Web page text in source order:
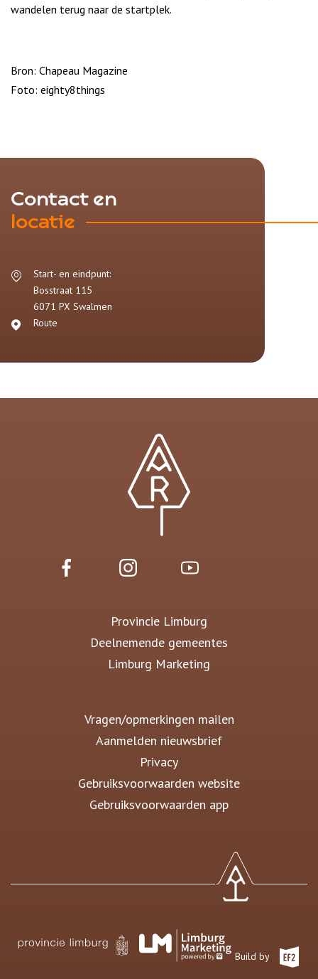
wandelen terug naar de startplek.
Bron: Chapeau Magazine
Foto: eighty8things
Contact en
locatie
Start- en eindpunt:
Bosstraat 115
6071 PX Swalmen
Route
Provincie Limburg
Deelnemende gemeentes
Limburg Marketing
Vragen/opmerkingen mailen
Aanmelden nieuwsbrief
Privacy
Gebruiksvoorwaarden website
Gebruiksvoorwaarden app
Build by